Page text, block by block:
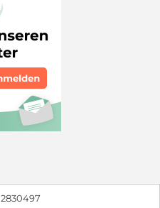
2830497